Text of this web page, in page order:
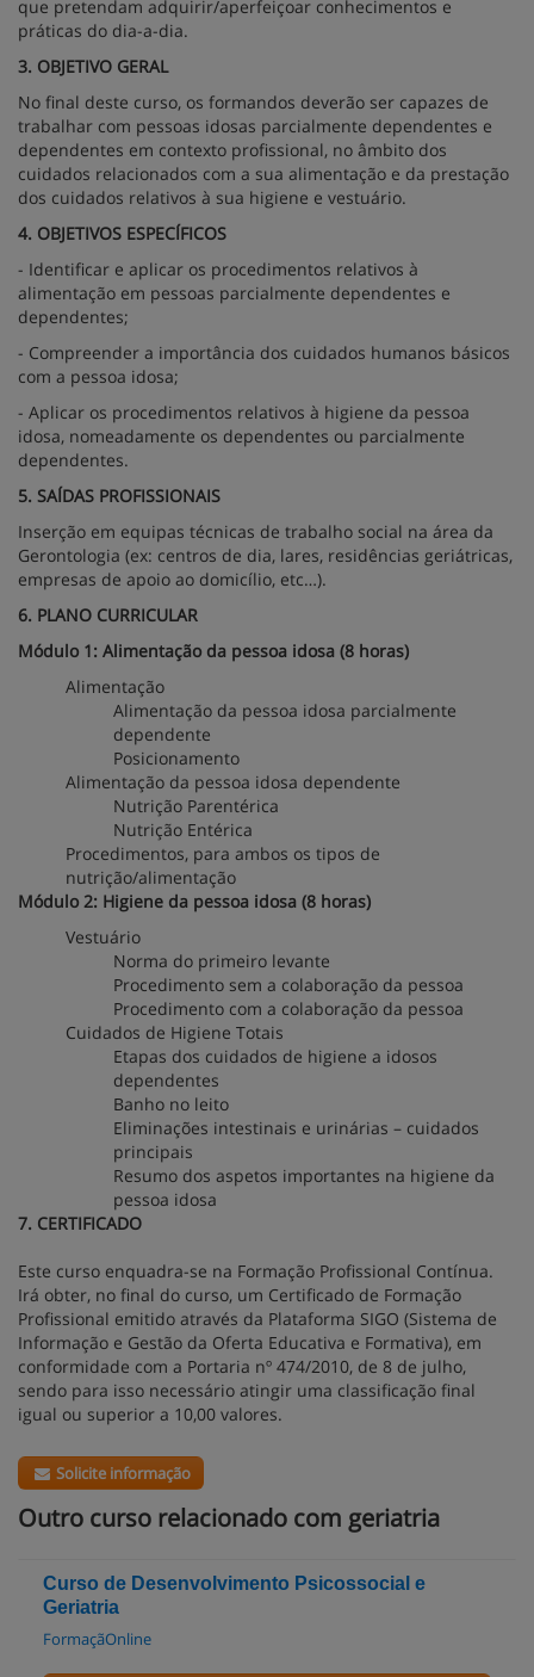
que pretendam adquirir/aperfeiçoar conhecimentos e
práticas do dia-a-dia.
3. OBJETIVO GERAL
No final deste curso, os formandos deverão ser capazes de
trabalhar com pessoas idosas parcialmente dependentes e
dependentes em contexto profissional, no âmbito dos
cuidados relacionados com a sua alimentação e da prestação
dos cuidados relativos à sua higiene e vestuário.
4. OBJETIVOS ESPECÍFICOS
- Identificar e aplicar os procedimentos relativos à
alimentação em pessoas parcialmente dependentes e
dependentes;
- Compreender a importância dos cuidados humanos básicos
com a pessoa idosa;
- Aplicar os procedimentos relativos à higiene da pessoa
idosa, nomeadamente os dependentes ou parcialmente
dependentes.
5. SAÍDAS PROFISSIONAIS
Inserção em equipas técnicas de trabalho social na área da
Gerontologia (ex: centros de dia, lares, residências geriátricas,
empresas de apoio ao domicílio, etc…).
6. PLANO CURRICULAR
Módulo 1: Alimentação da pessoa idosa (8 horas)
Alimentação
Alimentação da pessoa idosa parcialmente
dependente
Posicionamento
Alimentação da pessoa idosa dependente
Nutrição Parentérica
Nutrição Entérica
Procedimentos, para ambos os tipos de
nutrição/alimentação
Módulo 2: Higiene da pessoa idosa (8 horas)
Vestuário
Norma do primeiro levante
Procedimento sem a colaboração da pessoa
Procedimento com a colaboração da pessoa
Cuidados de Higiene Totais
Etapas dos cuidados de higiene a idosos
dependentes
Banho no leito
Eliminações intestinais e urinárias – cuidados
principais
Resumo dos aspetos importantes na higiene da
pessoa idosa
7. CERTIFICADO
Este curso enquadra-se na Formação Profissional Contínua.
Irá obter, no final do curso, um Certificado de Formação
Profissional emitido através da Plataforma SIGO (Sistema de
Informação e Gestão da Oferta Educativa e Formativa), em
conformidade com a Portaria nº 474/2010, de 8 de julho,
sendo para isso necessário atingir uma classificação final
igual ou superior a 10,00 valores.
Solicite informação
Outro curso relacionado com geriatria
Curso de Desenvolvimento Psicossocial e
Geriatria
FormaçãOnline